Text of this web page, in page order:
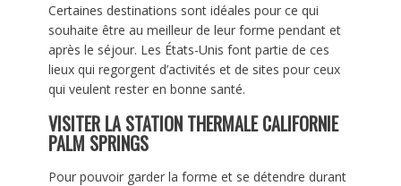
Certaines destinations sont idéales pour ce qui
souhaite être au meilleur de leur forme pendant et
après le séjour. Les États-Unis font partie de ces
lieux qui regorgent d’activités et de sites pour ceux
qui veulent rester en bonne santé.
VISITER LA STATION THERMALE CALIFORNIE
PALM SPRINGS
Pour pouvoir garder la forme et se détendre durant